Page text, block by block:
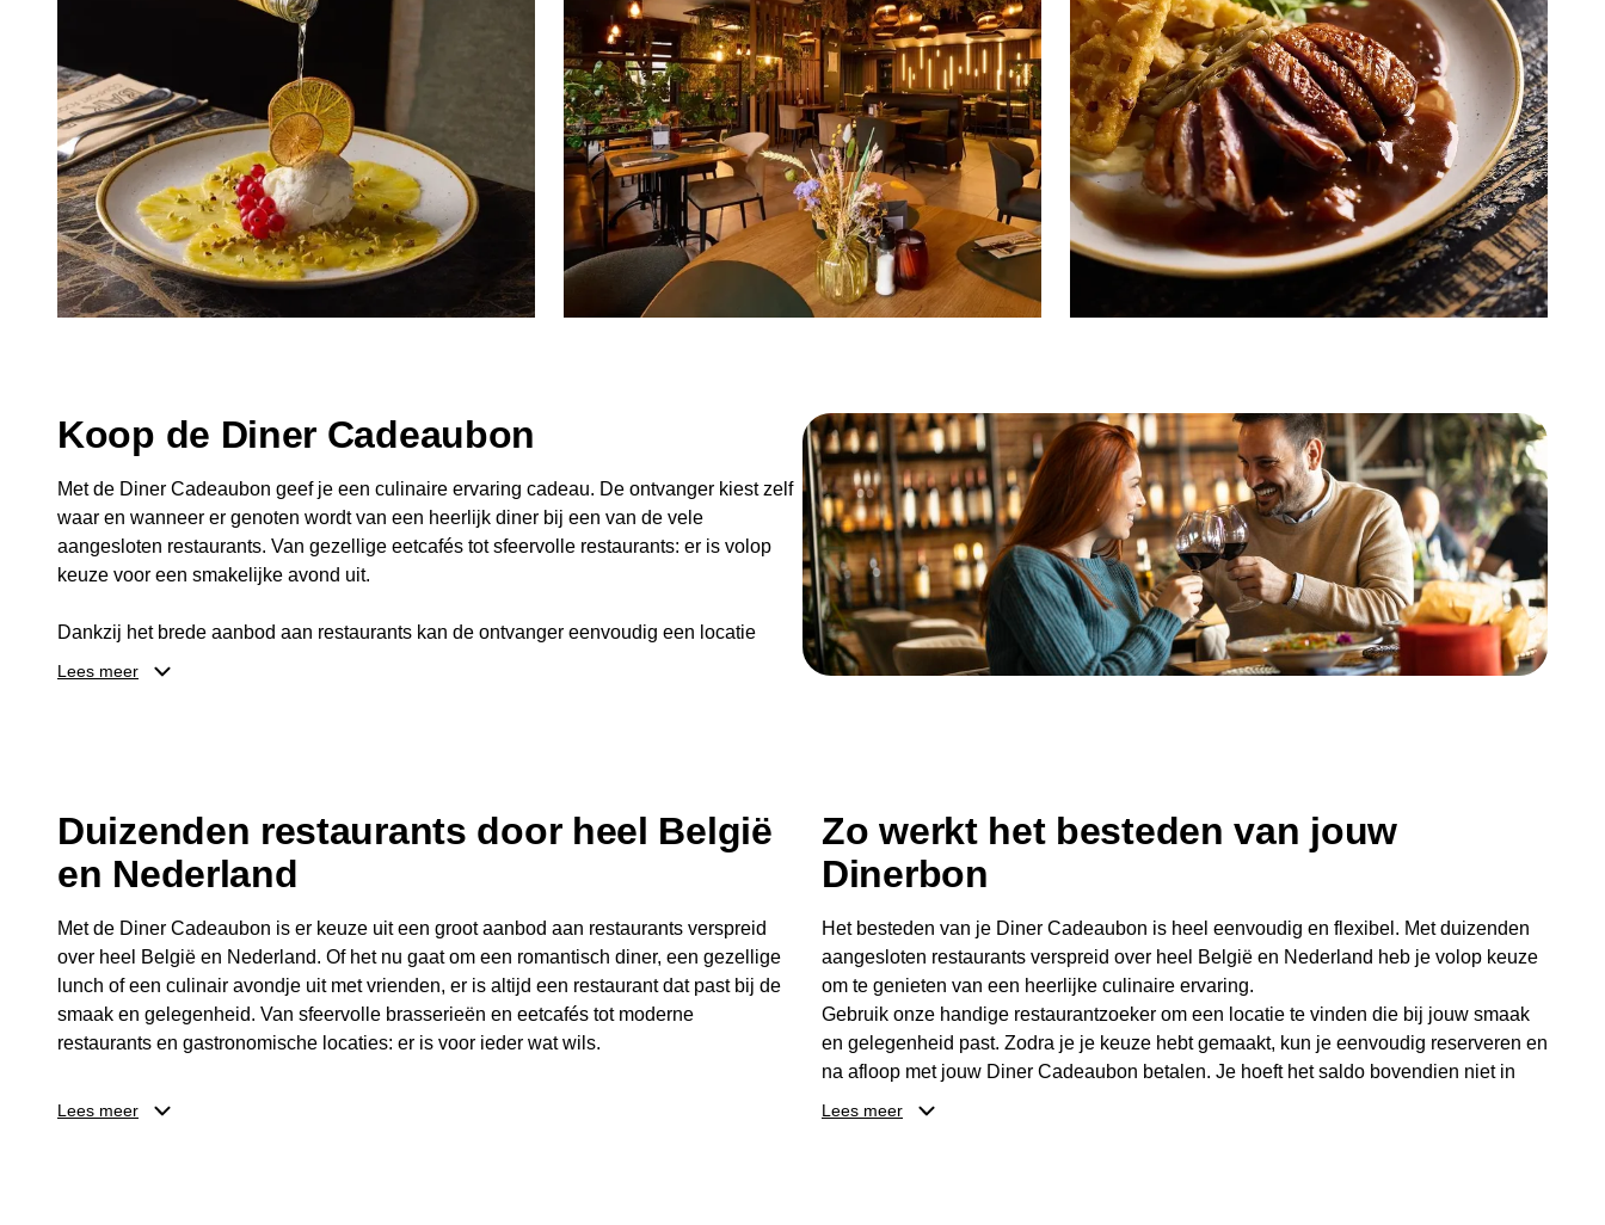
Maandag: 09:00 - 14:00 uur
Dinsdag: gesloten
Woensdag: gesloten
Donderdag: 11:30 - 14:00 uur en 17:30 - 21:00 uur
Vrijdag: 11:30 - 14:00 uur en 17:30 - 21:00 uur
Zaterdag: 11:30 - 21:00 uur
Zondag: 11:30 - 21:00 uur
Koop de Diner Cadeaubon
Met de Diner Cadeaubon geef je een culinaire ervaring cadeau. De ontvanger kiest zelf
waar en wanneer er genoten wordt van een heerlijk diner bij een van de vele
aangesloten restaurants. Van gezellige eetcafés tot sfeervolle restaurants: er is volop
keuze voor een smakelijke avond uit.
Dankzij het brede aanbod aan restaurants kan de ontvanger eenvoudig een locatie
kiezen die past bij de smaak en gelegenheid. Zo geeft de Diner Cadeaubon niet alleen
Lees meer
Duizenden restaurants door heel België
en Nederland
Met de Diner Cadeaubon is er keuze uit een groot aanbod aan restaurants verspreid
over heel België en Nederland. Of het nu gaat om een romantisch diner, een gezellige
lunch of een culinair avondje uit met vrienden, er is altijd een restaurant dat past bij de
smaak en gelegenheid. Van sfeervolle brasserieën en eetcafés tot moderne
restaurants en gastronomische locaties: er is voor ieder wat wils.
Dankzij het brede aanbod is er altijd een restaurant in de buurt, bijvoorbeeld in
Lees meer
Zo werkt het besteden van jouw
Dinerbon
Het besteden van je Diner Cadeaubon is heel eenvoudig en flexibel. Met duizenden
aangesloten restaurants verspreid over heel België en Nederland heb je volop keuze
om te genieten van een heerlijke culinaire ervaring.
Gebruik onze handige restaurantzoeker om een locatie te vinden die bij jouw smaak
en gelegenheid past. Zodra je je keuze hebt gemaakt, kun je eenvoudig reserveren en
na afloop met jouw Diner Cadeaubon betalen. Je hoeft het saldo bovendien niet in
één keer te besteden. Het resterende bedrag blijft gewoon op de bon staan en kan
Lees meer